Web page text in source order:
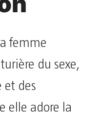
femme
du sexe,
et des
elle adore la